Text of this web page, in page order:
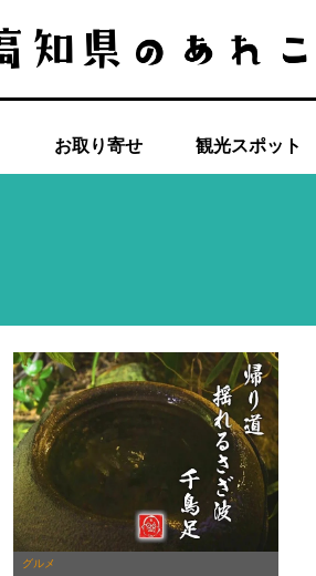
お取り寄せ 観光スポット
グルメ